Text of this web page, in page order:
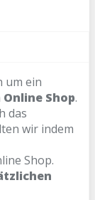
um ein
Online Shop.
das
wir indem
Shop.